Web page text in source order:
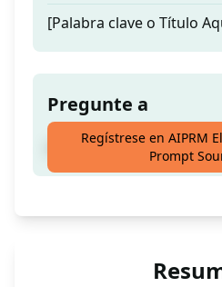
[Palabra clave o Título
Pregunte a
¡Crea listados fácilmente
Regístrese en AIPRM
Prompt